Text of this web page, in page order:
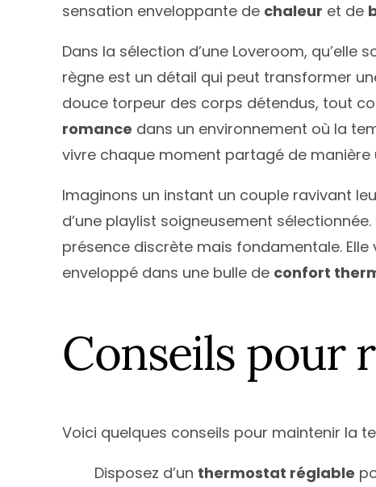
sensation enveloppante de chaleur et de
Dans la sélection d’une Loveroom,
règne est un détail qui peut transformer
douce torpeur des corps détendus, tout
romance dans un environnement où la
vivre chaque moment partagé de manière
Imaginons un instant un couple ravivant
d’une playlist soigneusement
présence discrète mais fondamentale.
enveloppé dans une bulle de confort
Conseils pour
Voici quelques conseils pour maintenir la
Disposez d’un thermostat réglable